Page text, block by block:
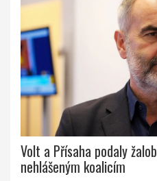
Volt a Přísaha podaly
nehlášeným koalicím